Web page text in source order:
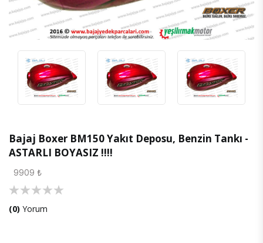
Bajaj Boxer BM150 Yakıt Deposu, Benzin Tankı -
ASTARLI BOYASIZ !!!!
9909 ₺
(0) Yorum